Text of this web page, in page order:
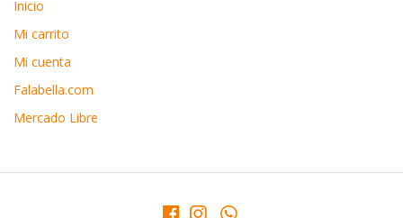
Inicio
Mi carrito
Mi cuenta
Falabella.com
Mercado Libre